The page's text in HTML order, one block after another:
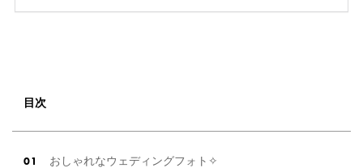
0 […]続きを読む
目次
おしゃれなウェディングフォト✧